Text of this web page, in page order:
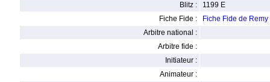
Blitz :
1199 E
Fiche Fide :
Fiche Fide de
Arbitre national :
Arbitre fide :
Initiateur :
Animateur :